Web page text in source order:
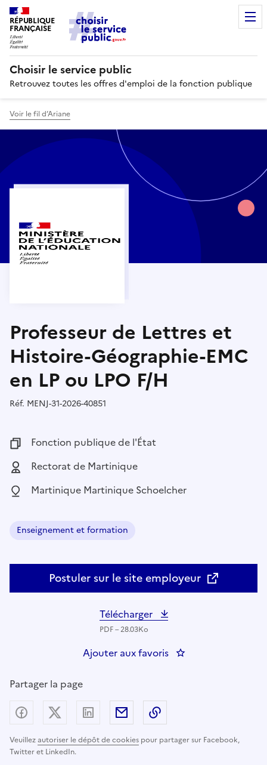
RÉPUBLIQUE
FRANÇAISE
Choisir le service public
Retrouvez toutes les offres d'emploi de la fonction publique
Voir le fil d’Ariane
Professeur de Lettres et
Histoire-Géographie-EMC
en LP ou LPO F/H
Réf. Référence :
MENJ-31-2026-40851
Fonction publique :
Fonction publique de l'État
Employeur :
Rectorat de Martinique
Localisation :
Martinique Martinique Schoelcher
Domaine :
Enseignement et formation
Postuler sur le site employeur
Télécharger
PDF – 28.03Ko
Ajouter aux favoris : Professeur de
Partager la page
Veuillezautoriser le dépôt de cookies pour partager sur Facebook,
Twitter et LinkedIn.
Partager sur Facebook
Partager sur X (anciennement Twitter) -
Partager sur LinkedIn
Partager par email